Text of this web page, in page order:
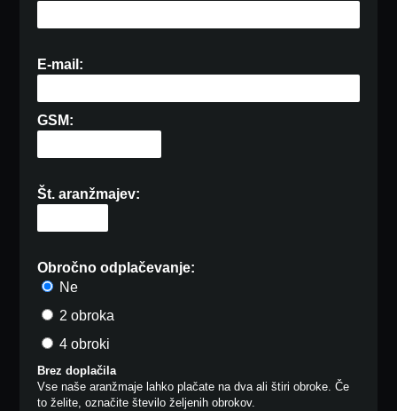
E-mail:
GSM:
Št. aranžmajev:
Obročno odplačevanje:
Ne
2 obroka
4 obroki
Brez doplačila
Vse naše aranžmaje lahko plačate na dva ali štiri obroke. Če
to želite, označite število željenih obrokov.